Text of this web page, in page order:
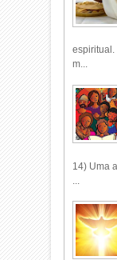
espiritual.
m...
14) Uma